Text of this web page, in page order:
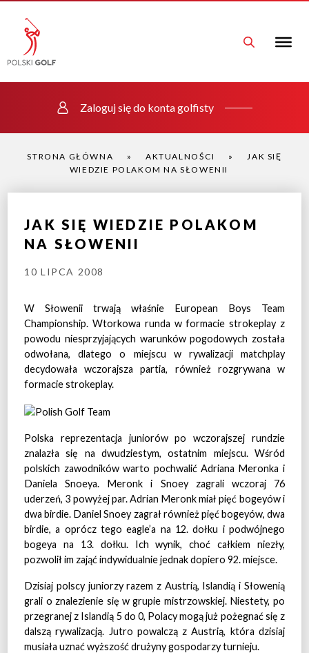
Zaloguj się do konta golfisty
STRONA GŁÓWNA » AKTUALNOŚCI »
JAK SIĘ
WIEDZIE POLAKOM NA SŁOWENII
JAK SIĘ WIEDZIE POLAKOM
NA SŁOWENII
10 LIPCA 2008
W Słowenii trwają właśnie European Boys Team
Championship. Wtorkowa runda w formacie strokeplay z
powodu niesprzyjających warunków pogodowych została
odwołana, dlatego o miejscu w rywalizacji matchplay
decydowała wczorajsza partia, również rozgrywana w
formacie strokeplay.
Polska reprezentacja juniorów po wczorajszej rundzie
znalazła się na dwudziestym, ostatnim miejscu. Wśród
polskich zawodników warto pochwalić Adriana Meronka i
Daniela Snoeya. Meronk i Snoey zagrali wczoraj 76
uderzeń, 3 powyżej par. Adrian Meronk miał pięć bogeyów i
dwa birdie. Daniel Snoey zagrał również pięć bogeyów, dwa
birdie, a oprócz tego eagle’a na 12. dołku i podwójnego
bogeya na 13. dołku. Ich wynik, choć całkiem niezły,
pozwolił im zająć indywidualnie jednak dopiero 92. miejsce.
Dzisiaj polscy juniorzy razem z Austrią, Islandią i Słowenią
grali o znalezienie się w grupie mistrzowskiej. Niestety, po
przegranej z Islandią 5 do 0, Polacy mogą już pożegnać się z
dalszą rywalizacją. Jutro powalczą z Austrią, która dzisiaj
musiała uznać wyższość drużyny gospodarzy turnieju.